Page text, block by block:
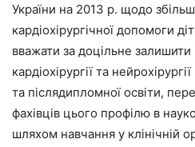
України на 2013 р. щодо
кардіохірургічної допомоги
вважати за доцільне
кардіохірургії та
та післядипломної освіти,
фахівців цього профілю в
шляхом навчання у клінічній